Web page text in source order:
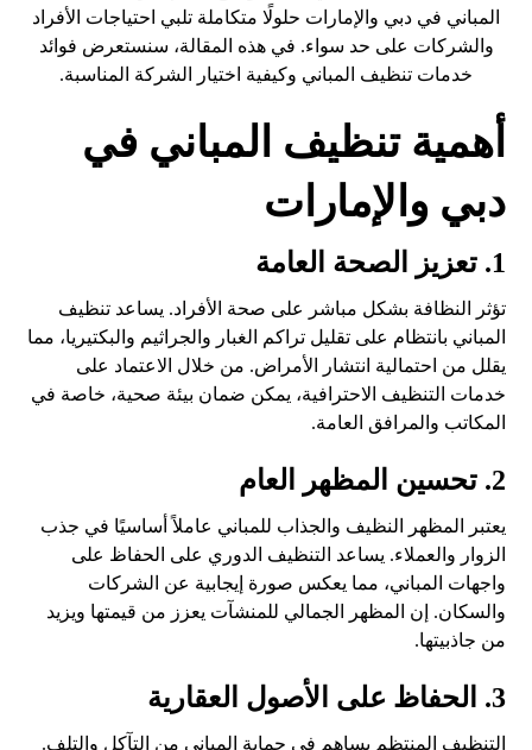
المباني في دبي والإمارات حلولًا متكاملة تلبي احتياجات الأفراد
والشركات على حد سواء. في هذه المقالة، سنستعرض فوائد
خدمات تنظيف المباني وكيفية اختيار الشركة المناسبة.
أهمية تنظيف المباني في
دبي والإمارات
1. تعزيز الصحة العامة
تؤثر النظافة بشكل مباشر على صحة الأفراد. يساعد تنظيف
المباني بانتظام على تقليل تراكم الغبار والجراثيم والبكتيريا، مما
يقلل من احتمالية انتشار الأمراض. من خلال الاعتماد على
خدمات التنظيف الاحترافية، يمكن ضمان بيئة صحية، خاصة في
المكاتب والمرافق العامة.
2. تحسين المظهر العام
يعتبر المظهر النظيف والجذاب للمباني عاملاً أساسيًا في جذب
الزوار والعملاء. يساعد التنظيف الدوري على الحفاظ على
واجهات المباني، مما يعكس صورة إيجابية عن الشركات
والسكان. إن المظهر الجمالي للمنشآت يعزز من قيمتها ويزيد
من جاذبيتها.
3. الحفاظ على الأصول العقارية
التنظيف المنتظم يساهم في حماية المباني من التآكل والتلف.